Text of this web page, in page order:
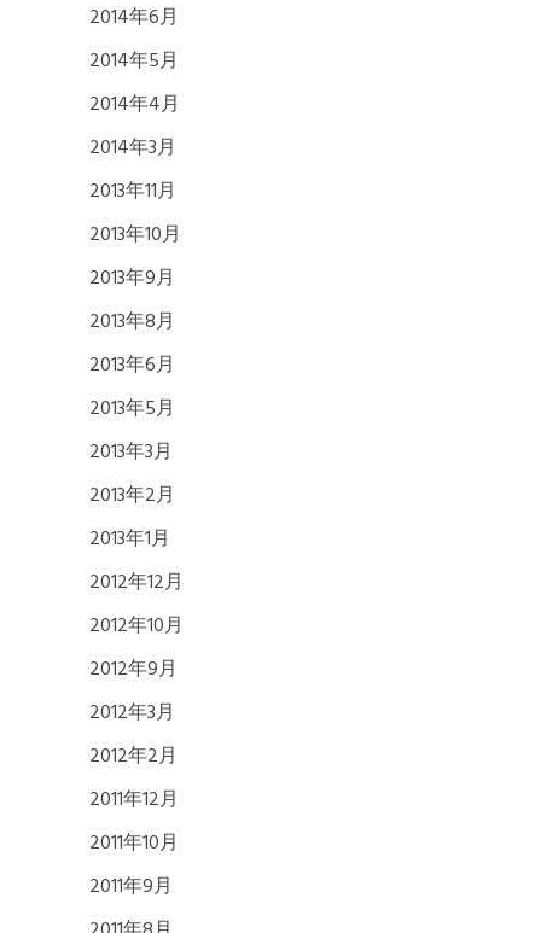
2014年6月
2014年5月
2014年4月
2014年3月
2013年11月
2013年10月
2013年9月
2013年8月
2013年6月
2013年5月
2013年3月
2013年2月
2013年1月
2012年12月
2012年10月
2012年9月
2012年3月
2012年2月
2011年12月
2011年10月
2011年9月